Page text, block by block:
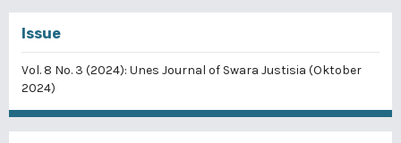
Issue
Vol. 8 No. 3 (2024): Unes Journal of Swara Justisia (Oktober
2024)